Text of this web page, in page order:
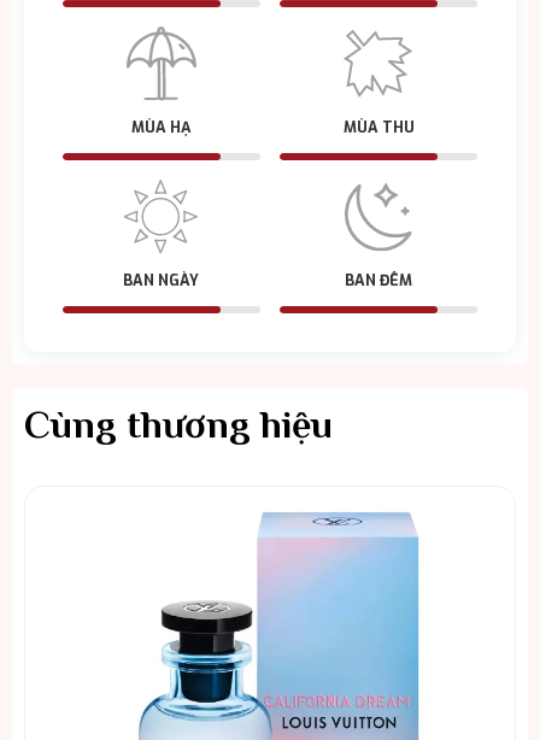
MÙA HẠ MÙA THU
BAN NGÀY BAN ĐÊM
Cùng thương hiệu